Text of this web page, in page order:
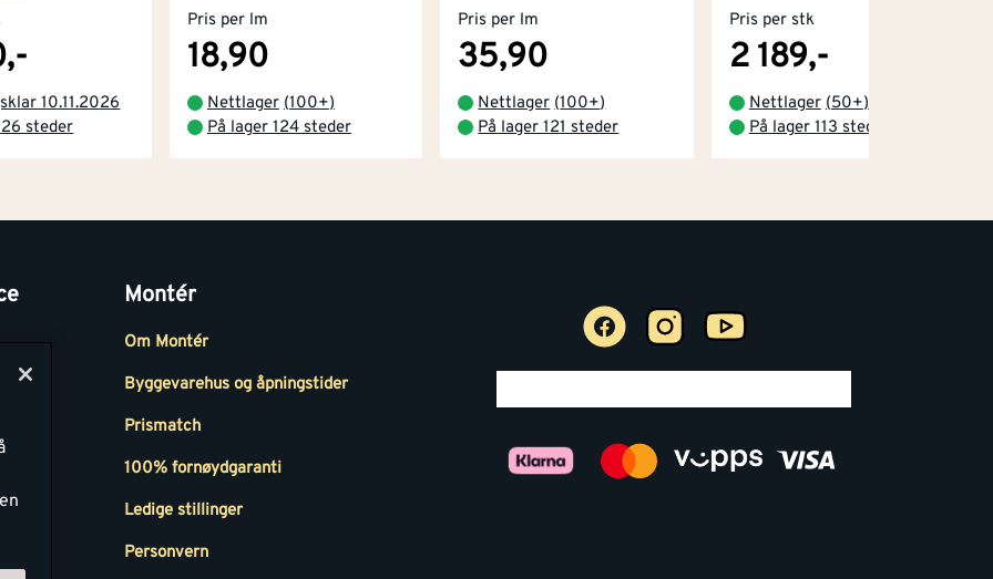
10.11.2026
steder
Pris per lm
18,90
Nettlager (100+)
På lager 124 steder
Pris per lm
35,90
Nettlager (100+)
På lager 121 steder
Pris per stk
2 189,-
Nettlager (50+)
På lager 113 steder
Montér
Om Montér
Byggevarehus og åpningstider
Prismatch
100% fornøydgaranti
Ledige stillinger
Personvern